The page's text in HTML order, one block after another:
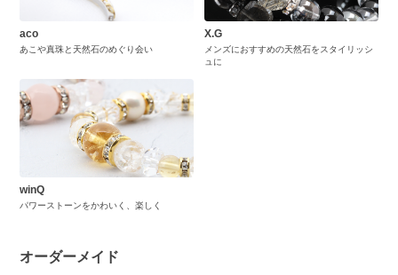
aco
あこや真珠と天然石のめぐり会い
X.G
メンズにおすすめの天然石をスタイリッシ
ュに
winQ
パワーストーンをかわいく、楽しく
オーダーメイド